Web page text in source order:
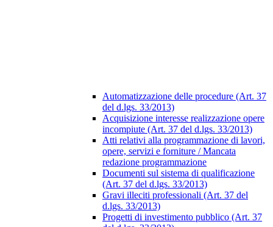
Automatizzazione delle procedure (Art. 37
del d.lgs. 33/2013)
Acquisizione interesse realizzazione opere
incompiute (Art. 37 del d.lgs. 33/2013)
Atti relativi alla programmazione di lavori,
opere, servizi e forniture / Mancata
redazione programmazione
Documenti sul sistema di qualificazione
(Art. 37 del d.lgs. 33/2013)
Gravi illeciti professionali (Art. 37 del
d.lgs. 33/2013)
Progetti di investimento pubblico (Art. 37